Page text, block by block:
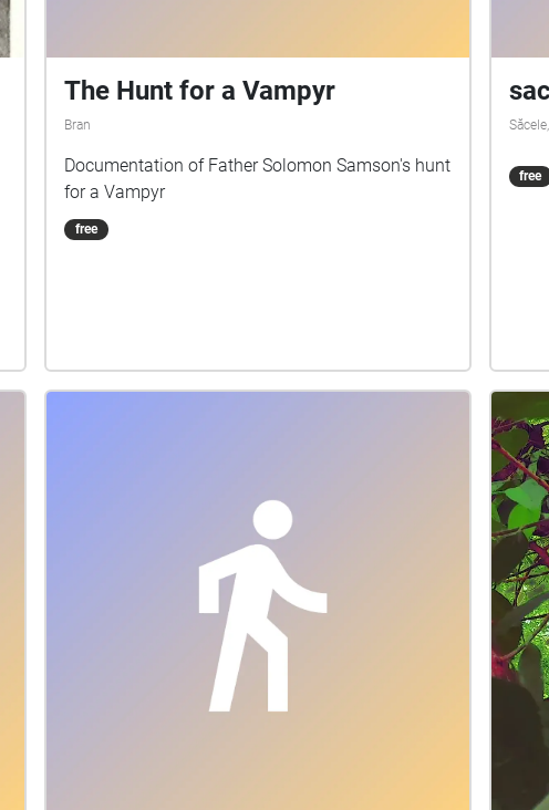
The Hunt for a Vampyr
Bran
Documentation of Father Solomon Samson's hunt
for a Vampyr
free
free